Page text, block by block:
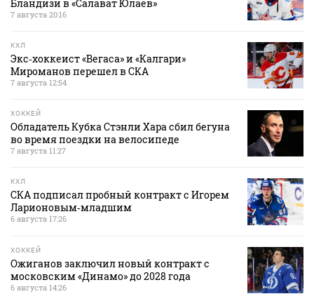
Бландизи в «Салават Юлаев»
7 августа 20:16
КХЛ
Экс‑хоккеист «Вегаса» и «Калгари»
Мироманов перешел в СКА
7 августа 12:54
ХОККЕЙ
Обладатель Кубка Стэнли Хара сбил бегуна
во время поездки на велосипеде
7 августа 11:27
КХЛ
СКА подписал пробный контракт с Игорем
Ларионовым‑младшим
6 августа 17:26
ХОККЕЙ
Ожиганов заключил новый контракт с
московским «Динамо» до 2028 года
6 августа 14:26